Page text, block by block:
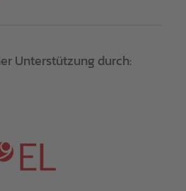
Unterstützung durch: